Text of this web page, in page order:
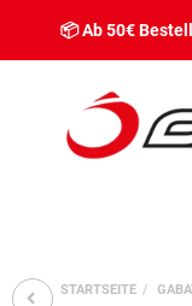
📦 Ab 50€
STARTSEITE